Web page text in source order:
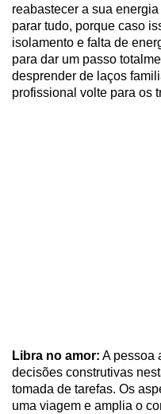
reabastecer a sua
parar tudo, porque caso
isolamento e falta de
para dar um passo
desprender de laços
profissional volte para os
Libra no amor: A pessoa
decisões construtivas
tomada de tarefas. Os
uma viagem e amplia o